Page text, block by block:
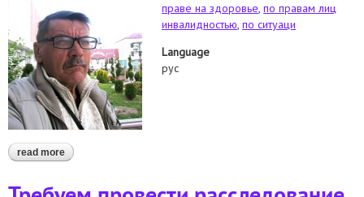
праве на здоровье, по правам лиц
инвалидностью, по ситуаци
Language
рус
read more about обращение в специальные процедуры оон в связи со
смертью николая климовича